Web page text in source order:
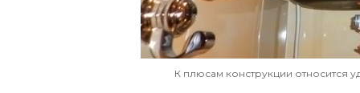
К плюсам конструкции относится